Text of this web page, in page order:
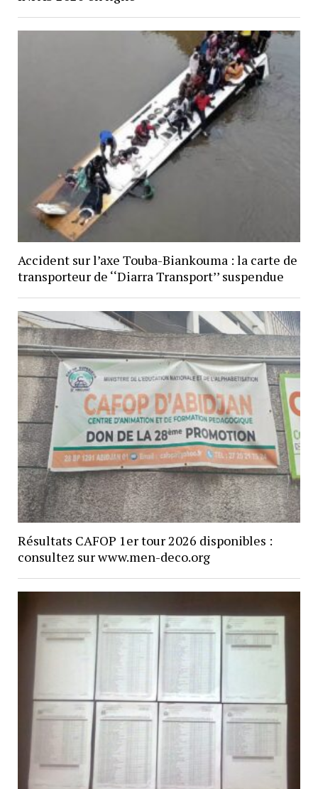
Accident sur l’axe Touba-Biankouma : la carte de
transporteur de ‘‘Diarra Transport’’ suspendue
Résultats CAFOP 1er tour 2026 disponibles :
consultez sur www.men-deco.org